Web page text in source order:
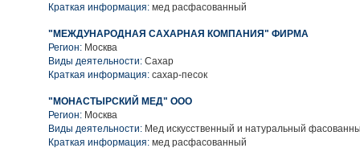
Краткая информация: мед расфасованный
"МЕЖДУНАРОДНАЯ САХАРНАЯ КОМПАНИЯ" ФИРМА
Регион: Москва
Виды деятельности: Сахар
Краткая информация: сахар-песок
"МОНАСТЫРСКИЙ МЕД" ООО
Регион: Москва
Виды деятельности: Мед искусственный и натуральный
Краткая информация: мед расфасованный